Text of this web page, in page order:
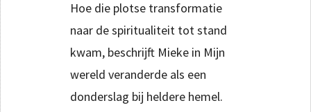
Hoe die plotse transformatie
naar de spiritualiteit tot stand
kwam, beschrijft Mieke in Mijn
wereld veranderde als een
donderslag bij heldere hemel.